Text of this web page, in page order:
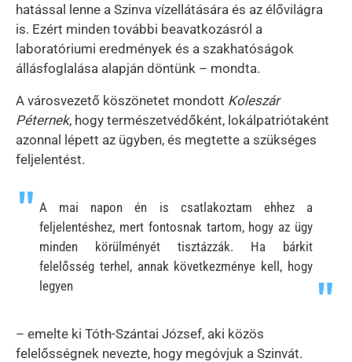
hatással lenne a Szinva vízellátására és az élővilágra
is. Ezért minden további beavatkozásról a
laboratóriumi eredmények és a szakhatóságok
állásfoglalása alapján döntünk – mondta.
A városvezető köszönetet mondott Koleszár
Péternek, hogy természetvédőként, lokálpatriótaként
azonnal lépett az ügyben, és megtette a szükséges
feljelentést.
A mai napon én is csatlakoztam ehhez a
feljelentéshez, mert fontosnak tartom, hogy az ügy
minden körülményét tisztázzák. Ha bárkit
felelősség terhel, annak következménye kell, hogy
legyen
– emelte ki Tóth-Szántai József, aki közös
felelősségnek nevezte, hogy megóvjuk a Szinvát.